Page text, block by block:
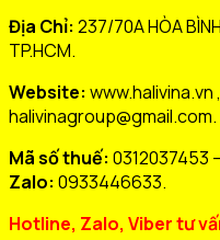
Địa Chỉ: 237/70A HÒA
TP.HCM.
Website: www.halivina.vn ,
halivinagroup@gmail.com.
Mã số thuế: 0312037453 –
Zalo: 0933446633.
Hotline, Zalo, Viber tư